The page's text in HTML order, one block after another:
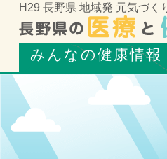
H29 長野県 地域発 元気づく
みんなの健康情報